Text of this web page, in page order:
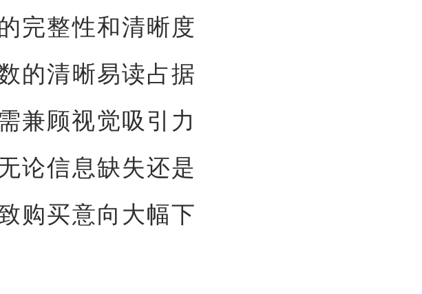
完整性和清晰度
的清晰易读占据
兼顾视觉吸引力
论信息缺失还是
购买意向大幅下